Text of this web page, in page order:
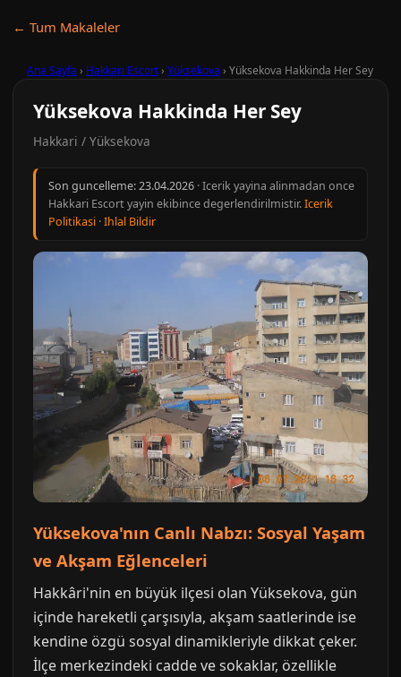
← Tum Makaleler
Ana Sayfa › Hakkari Escort› Yüksekova › Yüksekova Hakkinda Her Sey
Yüksekova Hakkinda Her Sey
Hakkari / Yüksekova
Son guncelleme:23.04.2026 · Icerik yayina alinmadan once
Hakkari Escort yayin ekibince degerlendirilmistir.Icerik
Politikasi ·Ihlal Bildir
Yüksekova'nın Canlı Nabzı: Sosyal Yaşam
ve Akşam Eğlenceleri
Hakkâri'nin en büyük ilçesi olan Yüksekova, gün
içinde hareketli çarşısıyla, akşam saatlerinde ise
kendine özgü sosyal dinamikleriyle dikkat çeker.
İlçe merkezindeki cadde ve sokaklar, özellikle